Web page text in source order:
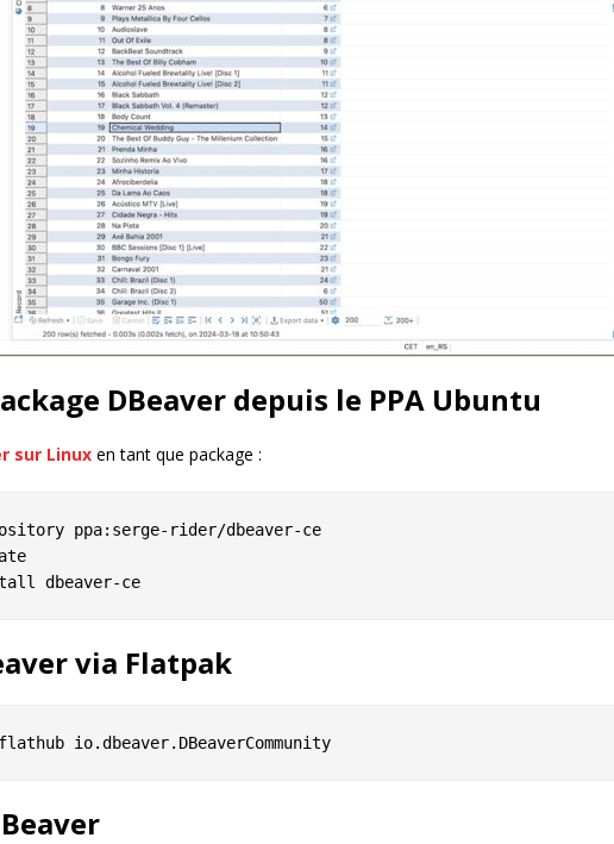
DBeaver depuis le PPA Ubuntu
sur Linux en tant que package :
ppa:serge-rider/dbeaver-ce
via Flatpak